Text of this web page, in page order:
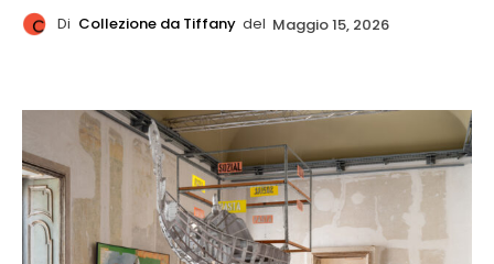
Di Collezione da Tiffany del Maggio 15, 2026